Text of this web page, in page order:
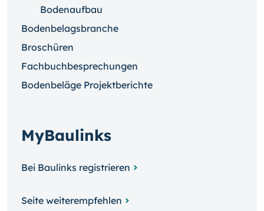
Bodenaufbau
Bodenbelagsbranche
Broschüren
Fachbuchbesprechungen
Bodenbeläge Projektberichte
MyBaulinks
Bei Baulinks registrieren
Seite weiterempfehlen